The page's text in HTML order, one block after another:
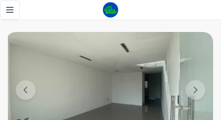
Toggle navigation menu
Alquiler de Local Comercial 60mt2 en Los Prados| US$1250